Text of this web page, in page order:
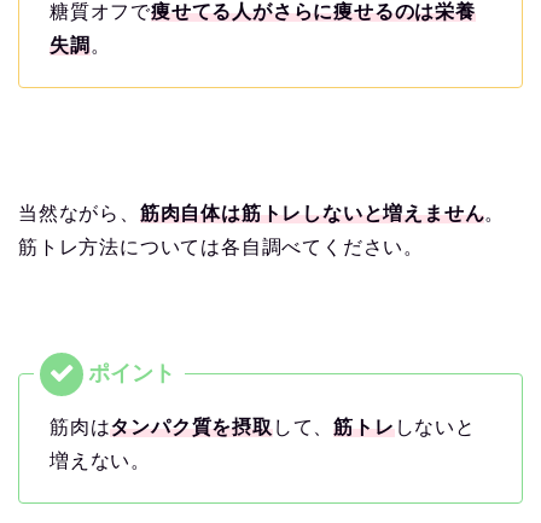
糖質オフで痩せてる人がさらに痩せるのは栄養
失調。
当然ながら、 筋肉自体は筋トレしないと増えません。
筋トレ方法については各自調べてください。
筋肉はタンパク質を摂取して、筋トレしないと
増えない。